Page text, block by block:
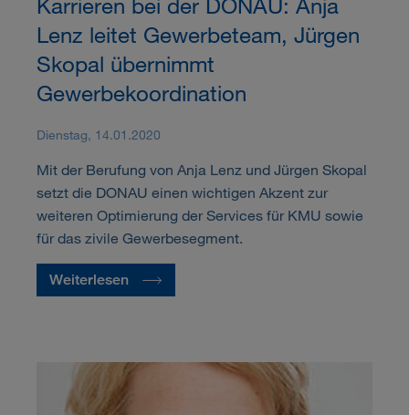
Lenz leitet Gewerbeteam, Jürgen
Skopal übernimmt
Gewerbekoordination
Dienstag, 14.01.2020
Mit der Berufung von Anja Lenz und Jürgen Skopal
setzt die DONAU einen wichtigen Akzent zur
weiteren Optimierung der Services für KMU sowie
für das zivile Gewerbesegment.
Weiterlesen